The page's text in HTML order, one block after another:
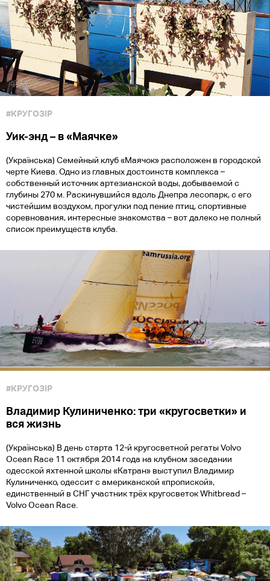
#КРУГОЗІР
Уик-энд – в «Маячке»
(Українська) Семейный клуб «Маячок» расположен в городской
черте Киева. Одно из главных достоинств комплекса –
собственный источник артезианской воды, добываемой с
глубины 270 м. Раскинувшийся вдоль Днепра лесопарк, с его
чистейшим воздухом, прогулки под пение птиц, спортивные
соревнования, интересные знакомства – вот далеко не полный
список преимуществ клуба.
#КРУГОЗІР
Владимир Кулиниченко: три «кругосветки» и
вся жизнь
(Українська) В день старта 12-й кругосветной регаты Volvо
Ocean Race 11 октября 2014 года на клубном заседании
одесской яхтенной школы «Катран» выступил Владимир
Кулиниченко, одессит с американской «пропиской»,
единственный в СНГ участник трёх кругосветок Whitbread –
Volvo Ocean Race.